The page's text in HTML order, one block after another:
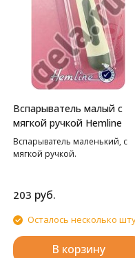
Вспарыватель малый с
мягкой ручкой Hemline
Вспарыватель маленький, с
мягкой ручкой.
203 руб.
Осталось несколько
В корзину